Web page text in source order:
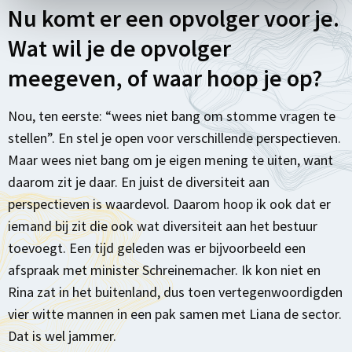
Nu komt er een opvolger voor je.
Wat wil je de opvolger
meegeven, of waar hoop je op?
Nou, ten eerste: “wees niet bang om stomme vragen te
stellen”. En stel je open voor verschillende perspectieven.
Maar wees niet bang om je eigen mening te uiten, want
daarom zit je daar. En juist de diversiteit aan
perspectieven is waardevol. Daarom hoop ik ook dat er
iemand bij zit die ook wat diversiteit aan het bestuur
toevoegt. Een tijd geleden was er bijvoorbeeld een
afspraak met minister Schreinemacher. Ik kon niet en
Rina zat in het buitenland, dus toen vertegenwoordigden
vier witte mannen in een pak samen met Liana de sector.
Dat is wel jammer.